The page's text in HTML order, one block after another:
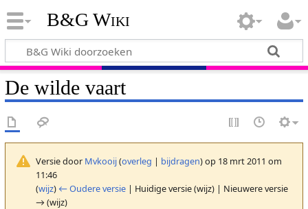
B&G Wiki
De wilde vaart
Versie door Mvkooij(overleg | bijdragen)op 18 mrt 2011 om
11:46
(wijz) ← Oudere versie| Huidige versie (wijz) | Nieuwere versie
→ (wijz)